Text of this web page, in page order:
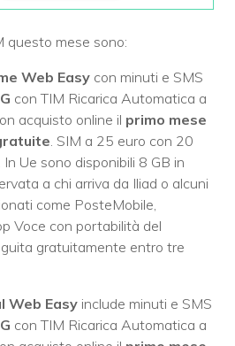
questo mese sono:
Web Easy con minuti e SMS
con TIM Ricarica Automatica a
acquisto online il primo mese
. SIM a 25 euro con 20
Ue sono disponibili 8 GB in
a chi arriva da Iliad o alcuni
come PosteMobile,
Voce con portabilità del
gratuitamente entro tre
Web Easy include minuti e SMS
con TIM Ricarica Automatica a